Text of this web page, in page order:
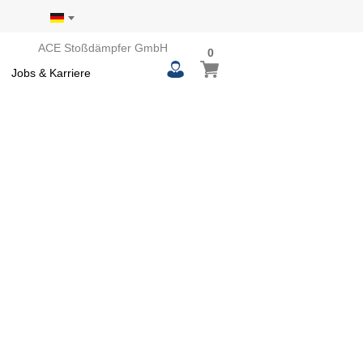
ACE Stoßdämpfer GmbH
Jobs & Karriere
Mein Warenkorb
00
items